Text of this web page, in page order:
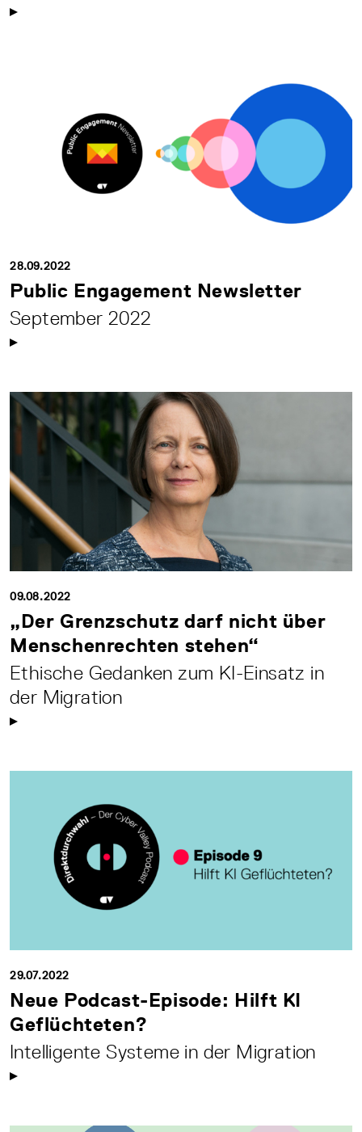
28.09.2022
Public Engagement Newsletter
September 2022
09.08.2022
„Der Grenzschutz darf nicht über
Menschenrechten stehen“
Ethische Gedanken zum KI-Einsatz in
der Migration
29.07.2022
Neue Podcast-Episode: Hilft KI
Geflüchteten?
Intelligente Systeme in der Migration